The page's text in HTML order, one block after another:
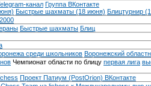
канал Группа ВКонтакте
Быстрые шахматы (18 июня) Блицтурнир
Быстрые шахматы Блиц
среди школьников Воронежский
Чемпионат области по блицу первая лига
Проект Патиум (PostOrion) ВКонтакте